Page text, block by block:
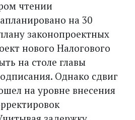
чтении
на 30
законопроект­ных
нового Налогового
на столе главы
Однако сдвиг
на уровне внесения